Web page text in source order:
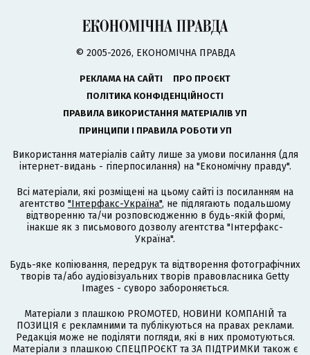
© 2005-2026, ЕКОНОМІЧНА ПРАВДА
РЕКЛАМА НА САЙТІ
ПРО ПРОЄКТ
ПОЛІТИКА КОНФІДЕНЦІЙНОСТІ
ПРАВИЛА ВИКОРИСТАННЯ МАТЕРІАЛІВ УП
ПРИНЦИПИ І ПРАВИЛА РОБОТИ УП
Використання матеріалів сайту лише за умови посилання (для
інтернет-видань - гіперпосилання) на "Економічну правду".
Всі матеріали, які розміщені на цьому сайті із посиланням на
агентство "Інтерфакс-Україна", не підлягають подальшому
відтворенню та/чи розповсюдженню в будь-якій формі,
інакше як з письмового дозволу агентства "Інтерфакс-
Україна".
Будь-яке копіювання, передрук та відтворення фотографічних
творів та/або аудіовізуальних творів правовласника Getty
Images - суворо забороняється.
Матеріали з плашкою PROMOTED, НОВИНИ КОМПАНІЙ та
ПОЗИЦІЯ є рекламними та публікуються на правах реклами.
Редакція може не поділяти погляди, які в них промотуються.
Матеріали з плашкою СПЕЦПРОЄКТ та ЗА ПІДТРИМКИ також є